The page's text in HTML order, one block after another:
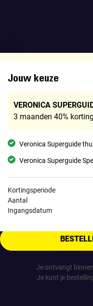
3 maanden40% korting
Jouw keuze
VERONICA
3 maanden 40% korting
Veronica Superguide
Veronica Superguide is hét
Veronica Superguide
Veronica Superguide
Kortingsperiode
Aantal
Ingangsdatum
Je ontvangt
Je kunt je